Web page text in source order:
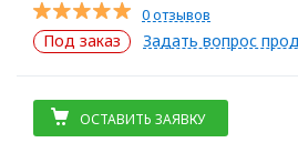
0 отзывов
Под заказ Задать вопрос
ОСТАВИТЬ ЗАЯВКУ